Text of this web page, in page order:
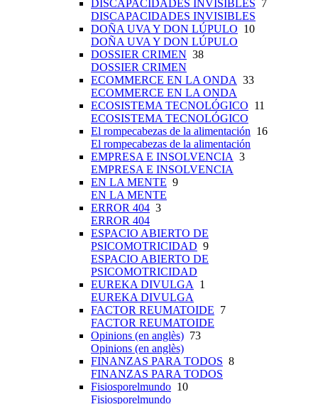
DISCAPACIDADES INVISIBLES 7
DISCAPACIDADES INVISIBLES
DOÑA UVA Y DON LÚPULO 10
DOÑA UVA Y DON LÚPULO
DOSSIER CRIMEN 38
DOSSIER CRIMEN
ECOMMERCE EN LA ONDA 33
ECOMMERCE EN LA ONDA
ECOSISTEMA TECNOLÓGICO 11
ECOSISTEMA TECNOLÓGICO
El rompecabezas de la alimentación 16
El rompecabezas de la alimentación
EMPRESA E INSOLVENCIA 3
EMPRESA E INSOLVENCIA
EN LA MENTE 9
EN LA MENTE
ERROR 404 3
ERROR 404
ESPACIO ABIERTO DE
PSICOMOTRICIDAD 9
ESPACIO ABIERTO DE
PSICOMOTRICIDAD
EUREKA DIVULGA 1
EUREKA DIVULGA
FACTOR REUMATOIDE 7
FACTOR REUMATOIDE
Opinions (en anglès) 73
Opinions (en anglès)
FINANZAS PARA TODOS 8
FINANZAS PARA TODOS
Fisiosporelmundo 10
Fisiosporelmundo